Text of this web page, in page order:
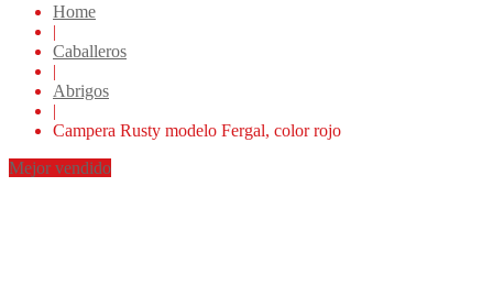
Home
|
Caballeros
|
Abrigos
|
Campera Rusty modelo Fergal, color rojo
Mejor vendido